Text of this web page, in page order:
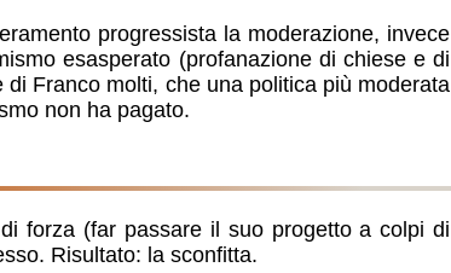
progressista la moderazione, invece
esasperato (profanazione di chiese e di
Franco molti, che una politica più moderata
non ha pagato.
forza (far passare il suo progetto a colpi di
Risultato: la sconfitta.